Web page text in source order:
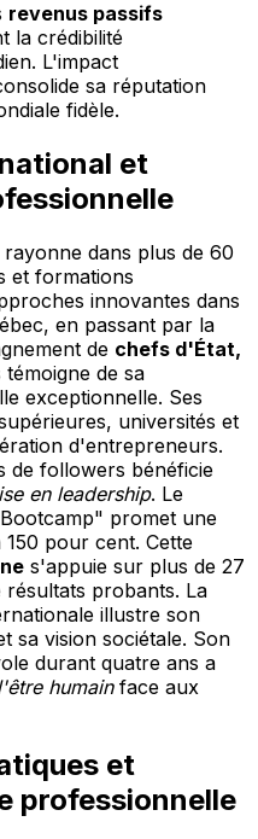
revenus passifs
la crédibilité
L'impact
sa réputation
fidèle.
et
dans plus de 60
et formations
innovantes dans
en passant par la
de chefs d'État,
de sa
exceptionnelle. Ses
universités et
d'entrepreneurs.
de followers bénéficie
en leadership. Le
promet une
pour cent. Cette
s'appuie sur plus de 27
probants. La
illustre son
sa vision sociétale. Son
durant quatre ans a
humainface aux
et
professionnelle